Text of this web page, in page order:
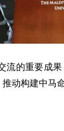
的重要成
动构建中马